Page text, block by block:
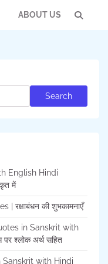
ABOUT US
Search
English Hindi
में
रक्षाबंधन की शुभकामनाएँ
in Sanskrit with
श्लोक अर्थ सहित
Sanskrit with Hindi